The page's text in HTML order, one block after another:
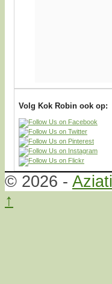
Volg Kok Robin ook op:
© 2026 -
↑